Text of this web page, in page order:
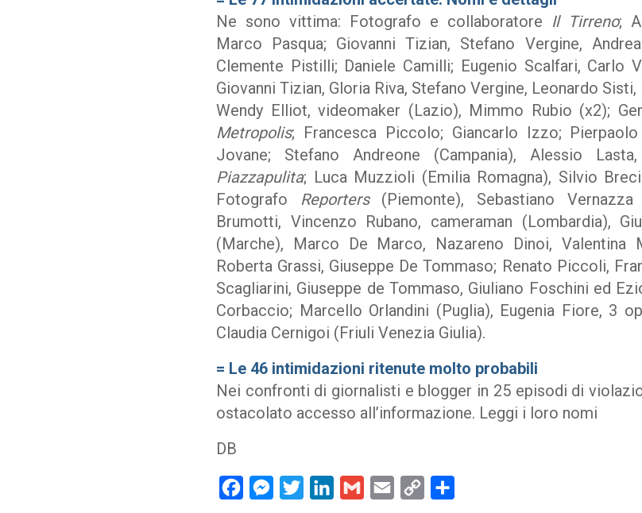
Ne sono vittima: Fotografo e collaboratore Il Tirreno;
Marco Pasqua; Giovanni Tizian, Stefano Vergine,
Clemente Pistilli; Daniele Camilli; Eugenio Scalfari, Carlo
Giovanni Tizian, Gloria Riva, Stefano Vergine, Leonardo
Wendy Elliot, videomaker (Lazio), Mimmo Rubio (x2);
Metropolis; Francesca Piccolo; Giancarlo Izzo;
Jovane; Stefano Andreone (Campania), Alessio
Piazzapulita; Luca Muzzioli (Emilia Romagna), Silvio
Fotografo Reporters (Piemonte), Sebastiano
Brumotti, Vincenzo Rubano, cameraman (Lombardia),
(Marche), Marco De Marco, Nazareno Dinoi, Valentina
Roberta Grassi, Giuseppe De Tommaso; Renato Piccoli,
Scagliarini, Giuseppe de Tommaso, Giuliano Foschini ed
Corbaccio; Marcello Orlandini (Puglia), Eugenia Fiore, 3
Claudia Cernigoi (Friuli Venezia Giulia).
= Le 46 intimidazioni ritenute molto probabili
Nei confronti di giornalisti e blogger in 25 episodi di
ostacolato accesso all’informazione. Leggi i loro nomi
DB
FacebookMessenger
Twitter LinkedInGmail Email
Copy